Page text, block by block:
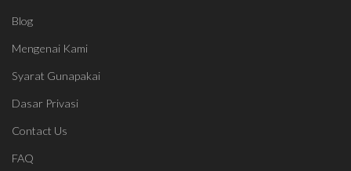
Blog
Mengenai Kami
Syarat Gunapakai
Dasar Privasi
Contact Us
FAQ